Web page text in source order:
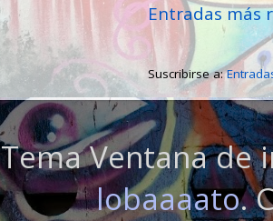
Entradas más
Suscribirse a:
Tema Ventana de
lobaaaato.